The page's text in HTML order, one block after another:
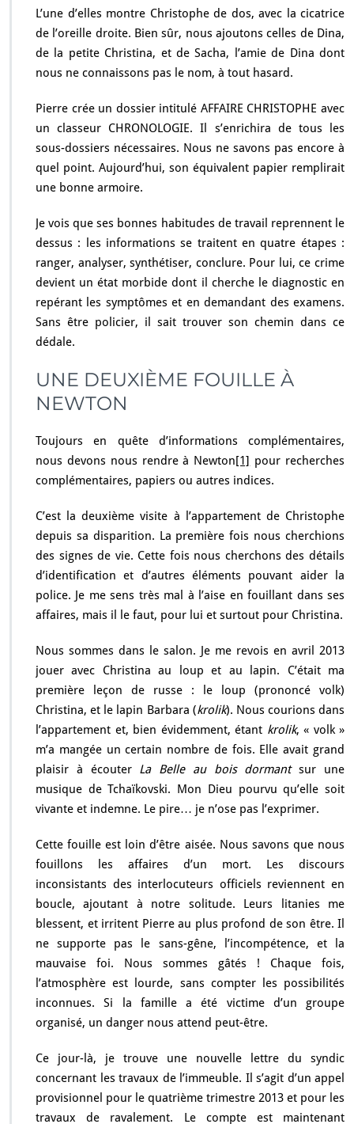
L’une d’elles montre Christophe de dos, avec la cicatrice
de l’oreille droite. Bien sûr, nous ajoutons celles de Dina,
de la petite Christina, et de Sacha, l’amie de Dina dont
nous ne connaissons pas le nom, à tout hasard.
Pierre crée un dossier intitulé AFFAIRE CHRISTOPHE avec
un classeur CHRONOLOGIE. Il s’enrichira de tous les
sous-dossiers nécessaires. Nous ne savons pas encore à
quel point. Aujourd’hui, son équivalent papier remplirait
une bonne armoire.
Je vois que ses bonnes habitudes de travail reprennent le
dessus : les informations se traitent en quatre étapes :
ranger, analyser, synthétiser, conclure. Pour lui, ce crime
devient un état morbide dont il cherche le diagnostic en
repérant les symptômes et en demandant des examens.
Sans être policier, il sait trouver son chemin dans ce
dédale.
UNE DEUXIÈME FOUILLE À
NEWTON
Toujours en quête d’informations complémentaires,
nous devons nous rendre à Newton[1] pour recherches
complémentaires, papiers ou autres indices.
C’est la deuxième visite à l’appartement de Christophe
depuis sa disparition. La première fois nous cherchions
des signes de vie. Cette fois nous cherchons des détails
d’identification et d’autres éléments pouvant aider la
police. Je me sens très mal à l’aise en fouillant dans ses
affaires, mais il le faut, pour lui et surtout pour Christina.
Nous sommes dans le salon. Je me revois en avril 2013
jouer avec Christina au loup et au lapin. C’était ma
première leçon de russe : le loup (prononcé volk)
Christina, et le lapin Barbara (krolik). Nous courions dans
l’appartement et, bien évidemment, étant krolik, « volk »
m’a mangée un certain nombre de fois. Elle avait grand
plaisir à écouter La Belle au bois dormantsur une
musique de Tchaïkovski. Mon Dieu pourvu qu’elle soit
vivante et indemne. Le pire… je n’ose pas l’exprimer.
Cette fouille est loin d’être aisée. Nous savons que nous
fouillons les affaires d’un mort. Les discours
inconsistants des interlocuteurs officiels reviennent en
boucle, ajoutant à notre solitude. Leurs litanies me
blessent, et irritent Pierre au plus profond de son être. Il
ne supporte pas le sans-gêne, l’incompétence, et la
mauvaise foi. Nous sommes gâtés ! Chaque fois,
l’atmosphère est lourde, sans compter les possibilités
inconnues. Si la famille a été victime d’un groupe
organisé, un danger nous attend peut-être.
Ce jour-là, je trouve une nouvelle lettre du syndic
concernant les travaux de l’immeuble. Il s’agit d’un appel
provisionnel pour le quatrième trimestre 2013 et pour les
travaux de ravalement. Le compte est maintenant